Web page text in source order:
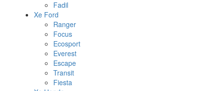
Fadil
Xe Ford
Ranger
Focus
Ecosport
Everest
Escape
Transit
Fiesta